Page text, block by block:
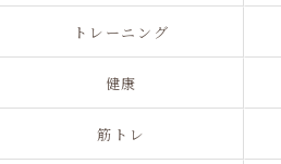
トレーニング
健康
筋トレ